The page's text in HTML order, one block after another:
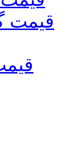
قیمت